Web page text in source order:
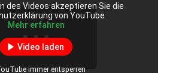
des Videos akzeptieren Sie die
von YouTube.
Mehr erfahren
Video laden
immer entsperren